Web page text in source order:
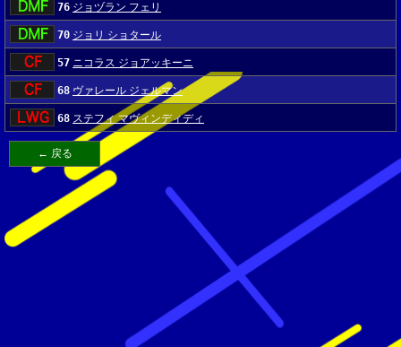
76 ジョヅラン フェリ
70 ジョリ ショタール
57 ニコラス ジョアッキーニ
68 ヴァレール ジェルマン
68 ステフィ マヴィンディディ
← 戻る